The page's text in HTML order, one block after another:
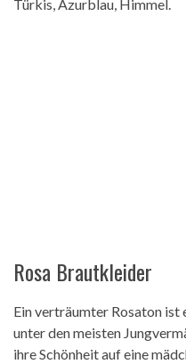
Türkis, Azurblau, Himmel.
Rosa Brautkleider
Ein verträumter Rosaton
unter den meisten
ihre Schönheit auf eine